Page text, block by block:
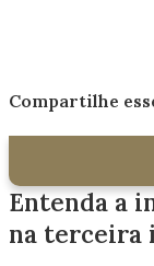
Compartilhe
Entenda a
na terceira